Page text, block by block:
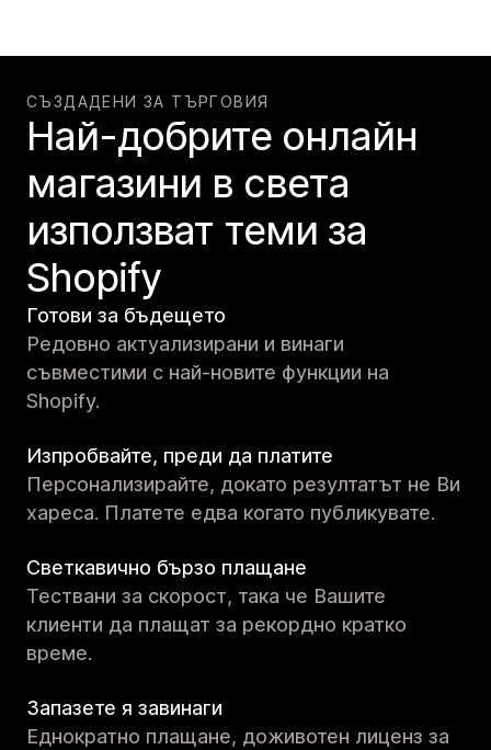
СЪЗДАДЕНИ ЗА ТЪРГОВИЯ
Най-добрите онлайн
магазини в света
използват теми за
Shopify
Готови за бъдещето
Редовно актуализирани и винаги
съвместими с най-новите функции на
Shopify.
Изпробвайте, преди да платите
Персонализирайте, докато резултатът не Ви
хареса. Платете едва когато публикувате.
Светкавично бързо плащане
Тествани за скорост, така че Вашите
клиенти да плащат за рекордно кратко
време.
Запазете я завинаги
Еднократно плащане, доживотен лиценз за